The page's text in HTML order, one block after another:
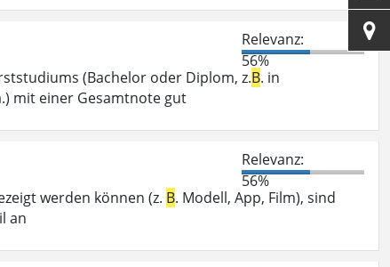
Relevanz:
56%
(Bachelor oder Diplom, z.B. in
mit einer Gesamtnote gut
Relevanz:
56%
werden können (z. B. Modell, App, Film), sind
an
